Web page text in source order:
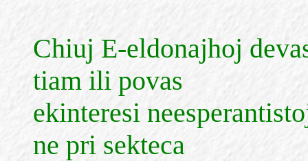
Chiuj E-eldonajhoj
tiam ili povas
ekinteresi
ne pri sekteca